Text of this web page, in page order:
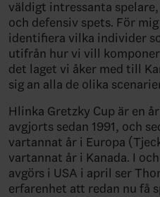
väldigt intressanta
och defensiv spets. För
identifiera vilka individer
utifrån hur vi vill
det laget vi åker med till
sig an alla de olika
Hlinka Gretzky Cup är en
avgjorts sedan 1991, och
vartannat år i Europa
vartannat år i Kanada. I
avgörs i USA i april ser
erfarenhet att redan nu få